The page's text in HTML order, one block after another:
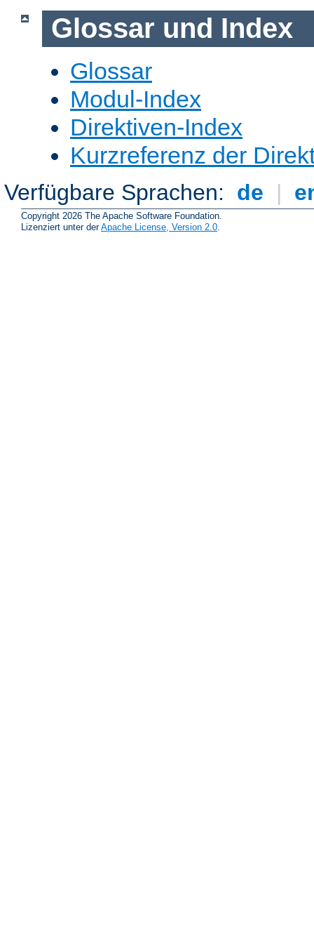
Glossar und Index
Glossar
Modul-Index
Direktiven-Index
Kurzreferenz der
Verfügbare Sprachen: de |
Copyright 2026 The Apache Software Foundation.
Lizenziert unter derApache License, Version 2.0.